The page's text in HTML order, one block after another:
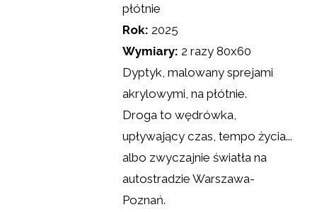
płótnie
Rok: 2025
Wymiary: 2 razy 80x60
Dyptyk, malowany sprejami
akrylowymi, na płótnie.
Droga to wędrówka,
upływający czas, tempo życia...
albo zwyczajnie światła na
autostradzie Warszawa-
Poznań.